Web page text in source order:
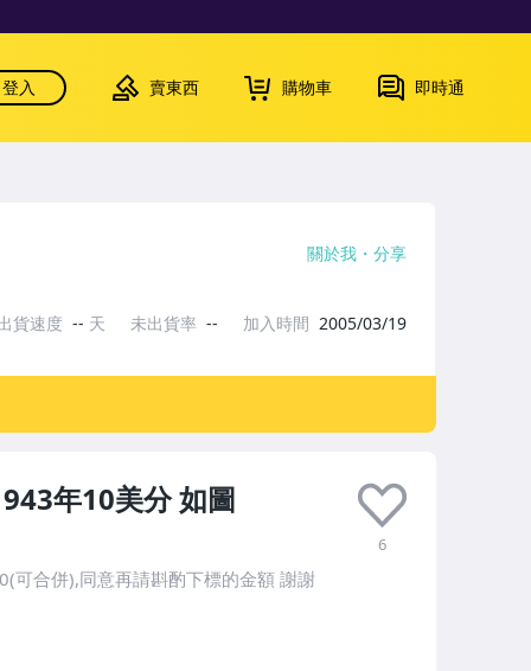
登入 賣東西 購物車 即時通
年10美分 如圖
6
可合併),同意再請斟酌下標的金額 謝謝
關於我 分享
貨速度 -- 天 未出貨率 -- 加入時間 2005/03/19